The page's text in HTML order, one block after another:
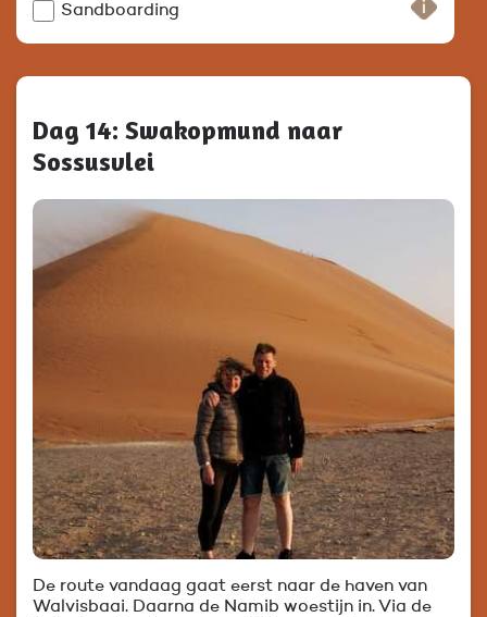
Sandboarding
Dag 14: Swakopmund naar
Sossusvlei
De route vandaag gaat eerst naar de haven van
Walvisbaai. Daarna de Namib woestijn in. Via de